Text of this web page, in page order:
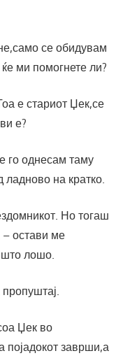
се обидувам
ми помогнете ли?
е стариот Џек,се
е?
го однесам таму
ладново на кратко.
Но тогаш
– остави ме
лошо.
Џек во
појадокот заврши,а